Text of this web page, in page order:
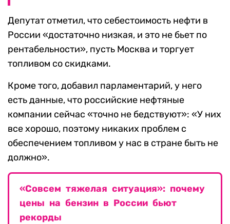
Депутат отметил, что себестоимость нефти в
России «достаточно низкая, и это не бьет по
рентабельности», пусть Москва и торгует
топливом со скидками.
Кроме того, добавил парламентарий, у него
есть данные, что российские нефтяные
компании сейчас «точно не бедствуют»: «У них
все хорошо, поэтому никаких проблем с
обеспечением топливом у нас в стране быть не
должно».
«Cовсем тяжелая ситуация»: почему
цены на бензин в России бьют
рекорды